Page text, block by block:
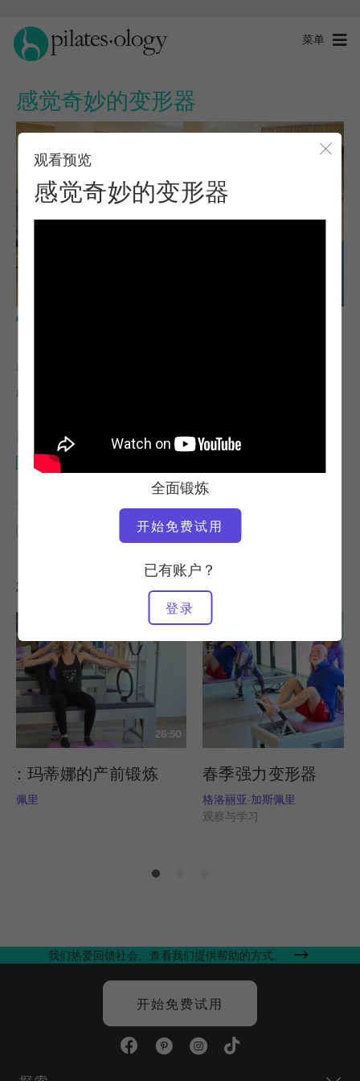
菜单
感觉奇妙的变形器
观看预览
感觉奇妙的变形器
全面锻炼
开始免费试用
已有账户？
登录
教师
格洛丽亚-加斯佩里
所需设备
改革者
查找类似课程
改革者
您可能喜欢的其他锻炼
26:50
：玛蒂娜的产前锻炼
斯佩里
春季强力变形器
格洛丽亚-加斯佩里
观察与学习
我们热爱回馈社会。查看我们提供帮助的方式。
开始免费试用